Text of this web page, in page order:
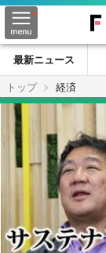
最新ニュース
トップ
経済